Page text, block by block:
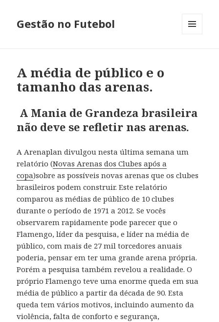
Gestão no Futebol
A média de público e o
tamanho das arenas.
A Mania de Grandeza brasileira
não deve se refletir nas arenas.
A Arenaplan divulgou nesta última semana um
relatório (Novas Arenas dos Clubes após a
copa)sobre as possíveis novas arenas que os clubes
brasileiros podem construir. Este relatório
comparou as médias de público de 10 clubes
durante o período de 1971 a 2012. Se vocês
observarem rapidamente pode parecer que o
Flamengo, líder da pesquisa, e líder na média de
público, com mais de 27 mil torcedores anuais
poderia, pensar em ter uma grande arena própria.
Porém a pesquisa também revelou a realidade. O
próprio Flamengo teve uma enorme queda em sua
média de público a partir da década de 90. Esta
queda tem vários motivos, incluindo aumento da
violência, falta de conforto e segurança,